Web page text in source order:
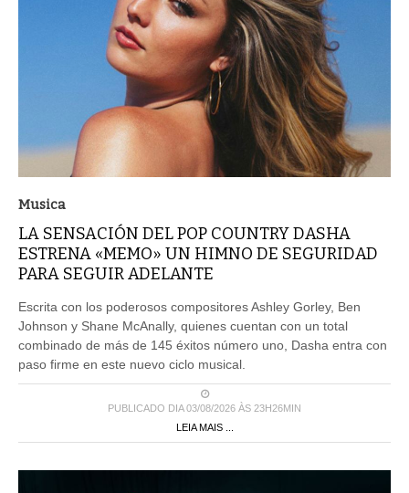
Musica
LA SENSACIÓN DEL POP COUNTRY DASHA
ESTRENA «MEMO» UN HIMNO DE SEGURIDAD
PARA SEGUIR ADELANTE
Escrita con los poderosos compositores Ashley Gorley, Ben
Johnson y Shane McAnally, quienes cuentan con un total
combinado de más de 145 éxitos número uno, Dasha entra con
paso firme en este nuevo ciclo musical.
PUBLICADO DIA 03/08/2026 ÀS 23H26MIN
LEIA MAIS ...